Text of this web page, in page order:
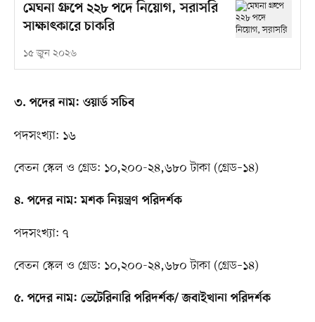
মেঘনা গ্রুপে ২২৮ পদে নিয়োগ, সরাসরি
সাক্ষাৎকারে চাকরি
১৫ জুন ২০২৬
৩. পদের নাম: ওয়ার্ড সচিব
পদসংখ্যা: ১৬
বেতন স্কেল ও গ্রেড: ১০,২০০-২৪,৬৮০ টাকা (গ্রেড–১৪)
৪. পদের নাম: মশক নিয়ন্ত্রণ পরিদর্শক
পদসংখ্যা: ৭
বেতন স্কেল ও গ্রেড: ১০,২০০-২৪,৬৮০ টাকা (গ্রেড–১৪)
৫. পদের নাম: ভেটেরিনারি পরিদর্শক/ জবাইখানা পরিদর্শক